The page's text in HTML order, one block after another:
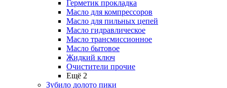
Герметик прокладка
Масло для компрессоров
Масло для пильных цепей
Масло гидравлическое
Масло трансмиссионное
Масло бытовое
Жидкий ключ
Очистители прочие
Ещё 2
Зубило долото пики